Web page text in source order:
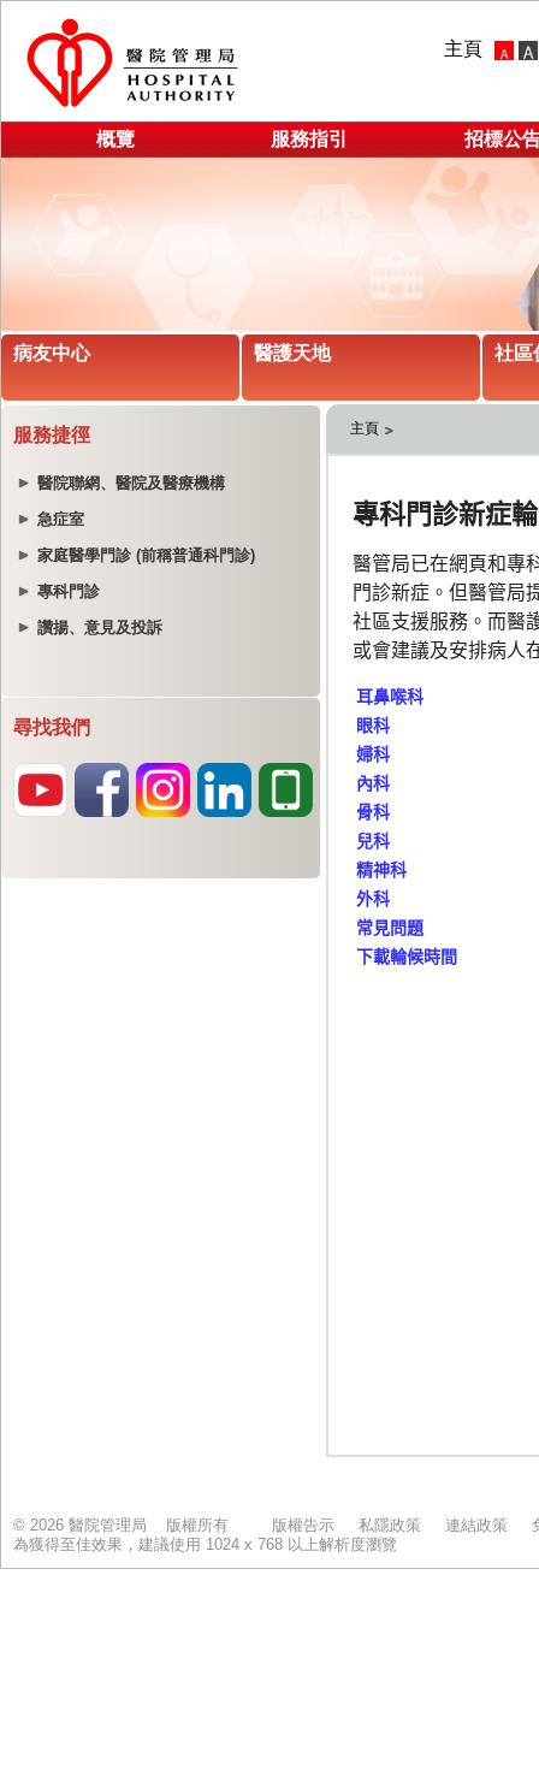
主頁
概覽 服務指引 招標公
病友中心 醫護天地 社區
服務捷徑
醫院聯網、醫院及醫療機構
急症室
家庭醫學門診 (前稱普通科門診)
專科門診
讚揚、意見及投訴
尋找我們
主頁
© 2026 醫院管理局 版權所有 版權告示 私隱政策 連結政策
為獲得至佳效果，建議使用 1024 x 768 以上解析度瀏覽